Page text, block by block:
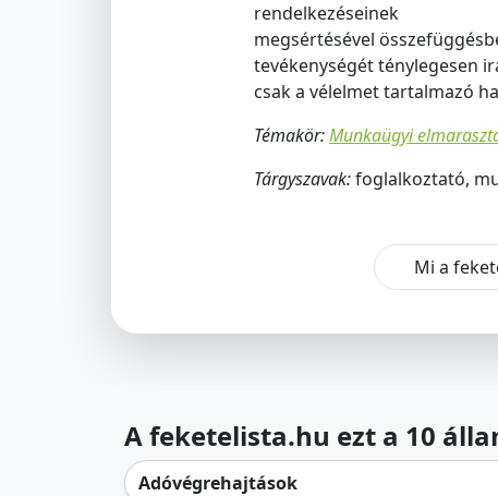
rendelkezéseinek
megsértésével
tevékenységét ténylegesen
csak a vélelmet tartalmazó
Témakör:Munkaügyi
Tárgyszavak:foglalkoztató,
Mi a
A feketelista.hu ezt a 10
Adóvégrehajtások